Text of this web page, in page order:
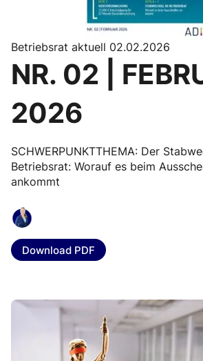
Betriebsrat aktuell 02.02.2026
NR. 02 |
2026
SCHWERPUNKTTHEMA: Der
Betriebsrat: Worauf es beim
ankommt
Download PDF